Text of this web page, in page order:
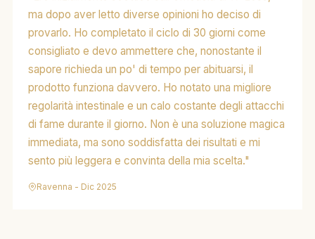
ma dopo aver letto diverse opinioni ho deciso di
provarlo. Ho completato il ciclo di 30 giorni come
consigliato e devo ammettere che, nonostante il
sapore richieda un po' di tempo per abituarsi, il
prodotto funziona davvero. Ho notato una migliore
regolarità intestinale e un calo costante degli attacchi
di fame durante il giorno. Non è una soluzione magica
immediata, ma sono soddisfatta dei risultati e mi
sento più leggera e convinta della mia scelta."
Ravenna - Dic 2025